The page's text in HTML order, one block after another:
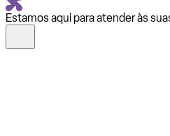
Estamos aqui para atender às